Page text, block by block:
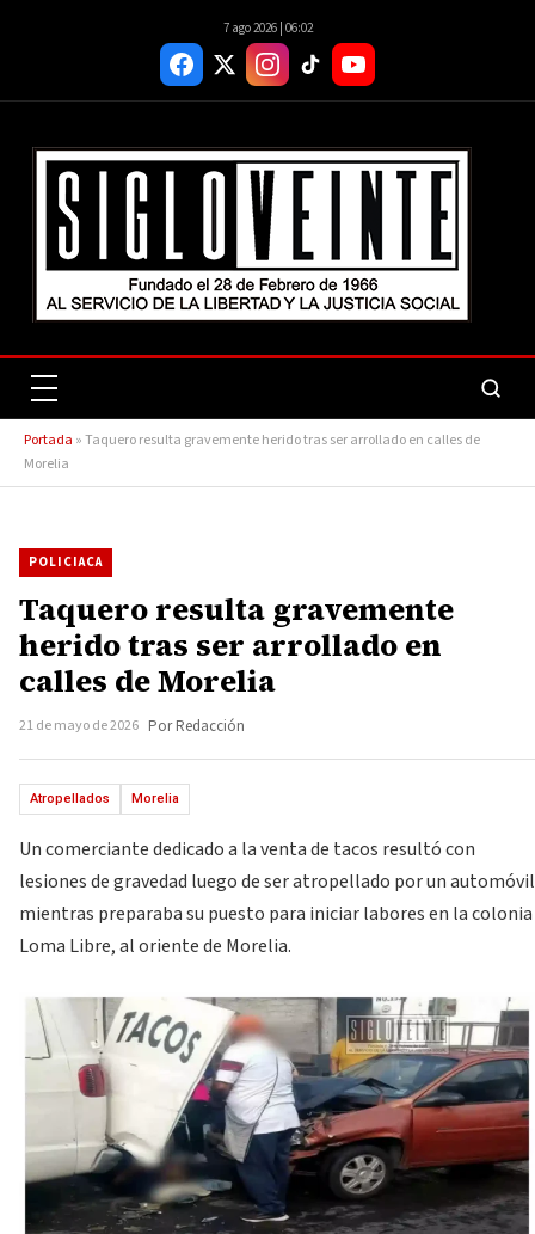
7 ago 2026 | 06:02
Portada »Taquero resulta gravemente herido tras ser arrollado en calles de
Morelia
POLICIACA
Taquero resulta gravemente
herido tras ser arrollado en
calles de Morelia
21 de mayo de 2026 Por Redacción
Atropellados Morelia
Un comerciante dedicado a la venta de tacos resultó con
lesiones de gravedad luego de ser atropellado por un automóvil
mientras preparaba su puesto para iniciar labores en la colonia
Loma Libre, al oriente de Morelia.